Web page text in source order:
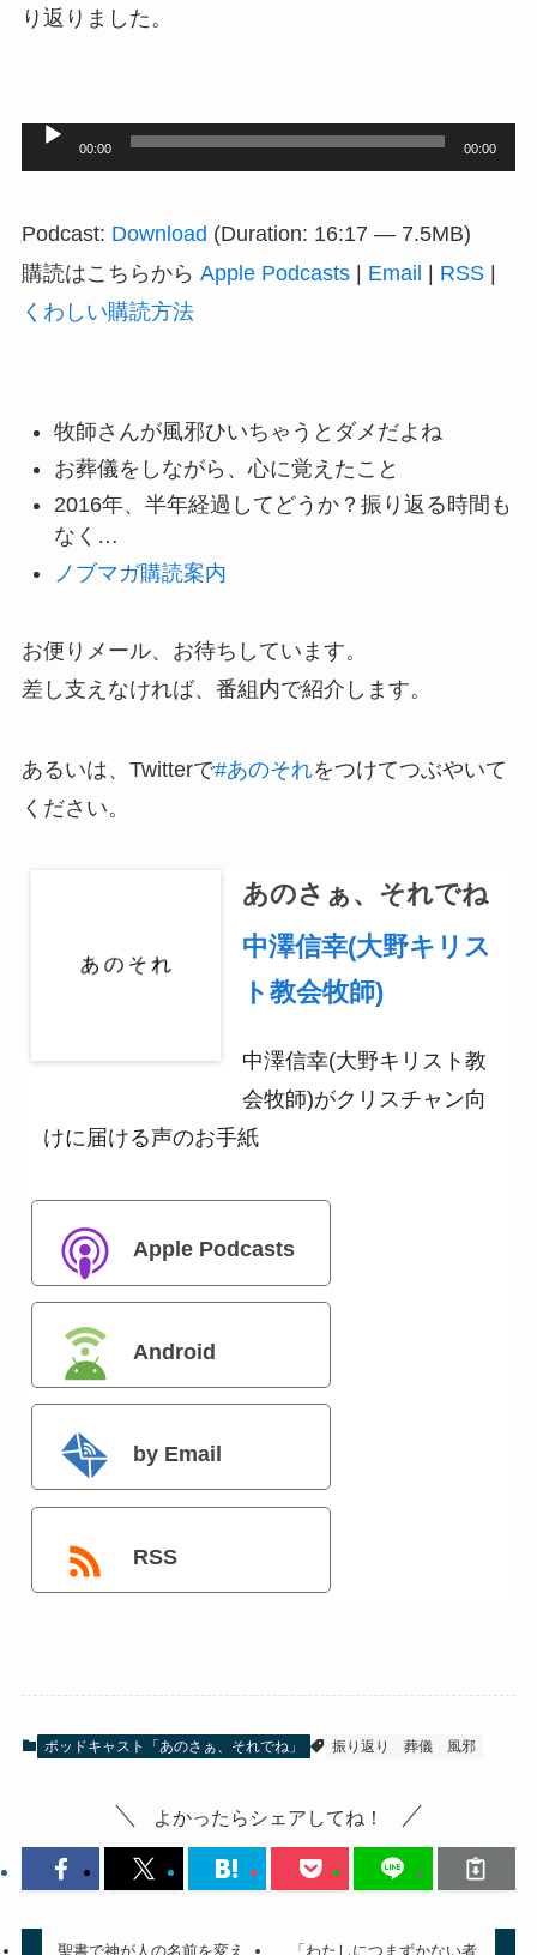
り返りました。
レ
00:00 00:00
Podcast: Download (Duration: 16:17 — 7.5MB)
購読はこちらから Apple Podcasts| Email | RSS|
くわしい購読方法
牧師さんが風邪ひいちゃうとダメだよね
お葬儀をしながら、心に覚えたこと
2016年、半年経過してどうか？振り返る時間も
なく…
ノブマガ購読案内
お便りメール、お待ちしています。
差し支えなければ、番組内で紹介します。
あるいは、Twitterで#あのそれをつけてつぶやいて
ください。
あのさぁ、それでね
中澤信幸(大野キリス
ト教会牧師)
中澤信幸(大野キリスト教
会牧師)がクリスチャン向
けに届ける声のお手紙
Apple Podcasts
Android
by Email
RSS
ポッドキャスト「あのさぁ、それでね」 振り返り 葬儀 風邪
よかったらシェアしてね！
聖書で神が人の名前を変え 「わたしにつまずかない者